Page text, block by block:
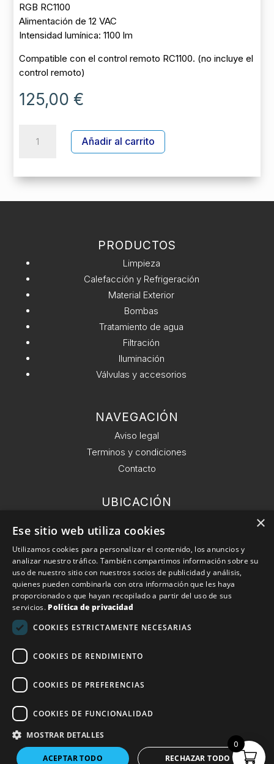
RGB RC1100
Alimentación de 12 VAC
Intensidad lumínica: 1100 lm
Compatible con el control remoto RC1100. (no incluye el
control remoto)
125,00€
PAR56
1100
Añadir al carrito
A
e
n
i
:
PRODUCTOS
Limpieza
Calefacción y Refrigeración
Material Exterior
Bombas
Tratamiento de agua
Filtración
Iluminación
Válvulas y accesorios
NAVEGACIÓN
Aviso legal
Terminos y condiciones
Contacto
UBICACIÓN
Barcelona.
EMAIL
info@conekta.es
TELÉFONO
+34 932 11 09 57
de devoluciones|
0
×
Ese sitio web utiliza cookies
Utilizamos cookies para personalizar el contenido, los anuncios y
analizar nuestro tráfico. También compartimos información sobre su
uso de nuestro sitio con nuestros socios de publicidad y análisis,
quienes pueden combinarla con otra información que les haya
proporcionado o que hayan recopilado a partir del uso de sus
servicios. Política de privacidad
COOKIES ESTRICTAMENTE NECESARIAS
COOKIES DE RENDIMIENTO
COOKIES DE PREFERENCIAS
COOKIES DE FUNCIONALIDAD
MOSTRAR DETALLES
ACEPTAR TODO RECHAZAR TODO